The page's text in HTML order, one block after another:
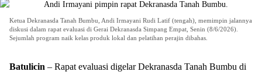
Ketua Dekranasda Tanah Bumbu, Andi Irmayani Rudi Latif (tengah), memimpin jalannya
diskusi dalam rapat evaluasi di Gerai Dekranasda Simpang Empat, Senin (8/6/2026).
Sejumlah program naik kelas produk lokal dan pelatihan perajin dibahas.
Batulicin – Rapat evaluasi digelar Dekranasda Tanah Bumbu di